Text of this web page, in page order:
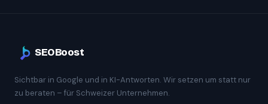
SEOBoost
Sichtbar in Google und in KI-Antworten. Wir setzen um statt nur
zu beraten – für Schweizer Unternehmen.